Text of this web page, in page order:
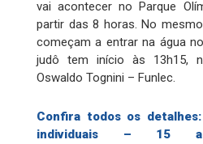
vai acontecer no Parque
partir das 8 horas. No
começam a entrar na água
judô tem início às 13h15,
Oswaldo Tognini – Funlec.
Confira todos os
individuais –